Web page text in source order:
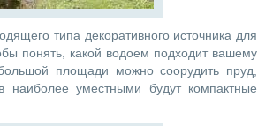
типа декоративного источника для
понять, какой водоем подходит вашему
площади можно соорудить пруд,
наиболее уместными будут компактные